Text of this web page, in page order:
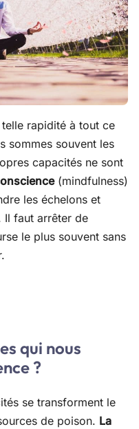
rapidité à tout ce
sommes souvent les
capacités ne sont
(mindfulness)
les échelons et
Il faut arrêter de
le plus souvent sans
qui nous
?
se transforment le
de poison. La